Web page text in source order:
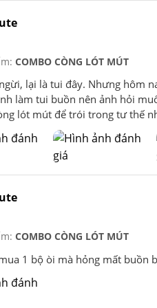
COMBO CÒNG LÓT MÚT
lại là tui đây. Nhưng hôm
làm tui buồn nên ảnh hỏi
lót mút để trói trong tư thế
mụi ngừi không thể thoát mà
tui nói đại là chơi 3 tiếng cho
này qua phòng kia cho vui,
lưng lên, tui tát vô mặt ổng
dốc rồi còn ho nữa. Lúc đó tui
ra cho ổng thở với xoa liên
đeo bịt miệng lại cho anh đi
lên đeo cho anh í ma anh
nó chắc kinh khủng luôn á
Ông vùng vẫy hoài không
tác, nên tui cũng thôi
COMBO CÒNG LÓT MÚT
1 bộ òi mà hỏng mất buồn